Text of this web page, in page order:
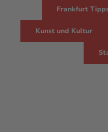
Frankfurt
Kunst und Kultur